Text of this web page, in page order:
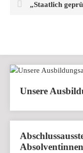
Unsere